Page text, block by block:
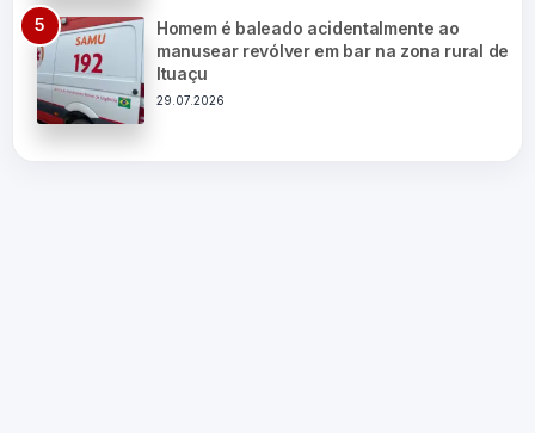
Homem é baleado acidentalmente ao
manusear revólver em bar na zona rural de
Ituaçu
29.07.2026